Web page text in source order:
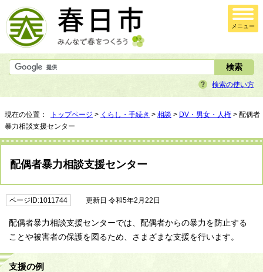
メニュー
検索の使い方
現在の位置： トップページ > くらし・手続き > 相談 > DV・男女・人権 > 配偶者
暴力相談支援センター
配偶者暴力相談支援センター
ページID:1011744 更新日 令和5年2月22日
配偶者暴力相談支援センターでは、配偶者からの暴力を防止する
ことや被害者の保護を図るため、さまざまな支援を行います。
支援の例